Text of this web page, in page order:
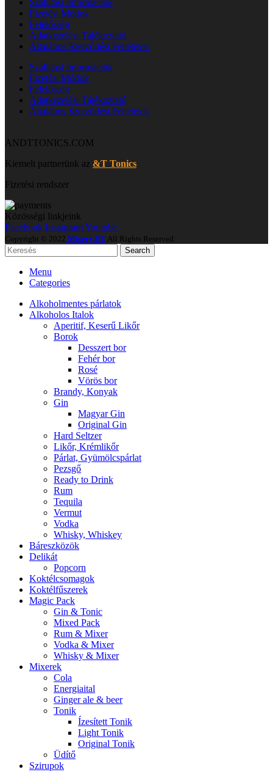
Szállítási Információk
Fizetési Módok
Felelősség
Adatkezelési Tájékoztató
Általános Szerződési Feltételek
Szállítási Információk
Fizetési Módok
Felelősség
Adatkezelési Tájékoztató
Általános Szerződési Feltételek
ANDTTONICS.COM
Kiemelt partnerünk az &T Tonics
Fizetési rendszer
Közösségi linkjeink
Facebook InstagramYoutube
Copyright © 2022 Mixery.HU All Rights Reserved.
Search
Menu
Categories
Alkoholmentes párlatok
Alkoholos Italok
Aperitif, Keserű Likőr
Borok
Desszert bor
Fehér bor
Rosé
Vörös bor
Brandy, Konyak
Gin
Magyar Gin
Original Gin
Hard Seltzer
Likőr, Krémlikőr
Párlat, Gyümölcspárlat
Pezsgő
Ready to Drink
Rum
Tequila
Vermut
Vodka
Whisky, Whiskey
Báreszközök
Delikát
Popcorn
Koktélcsomagok
Koktélfűszerek
Magic Pack
Gin & Tonic
Mixed Pack
Rum & Mixer
Vodka & Mixer
Whisky & Mixer
Mixerek
Cola
Energiaital
Ginger ale & beer
Tonik
Ízesített Tonik
Light Tonik
Original Tonik
Üdítő
Szirupok